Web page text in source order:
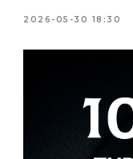
2026-05-30 18:30